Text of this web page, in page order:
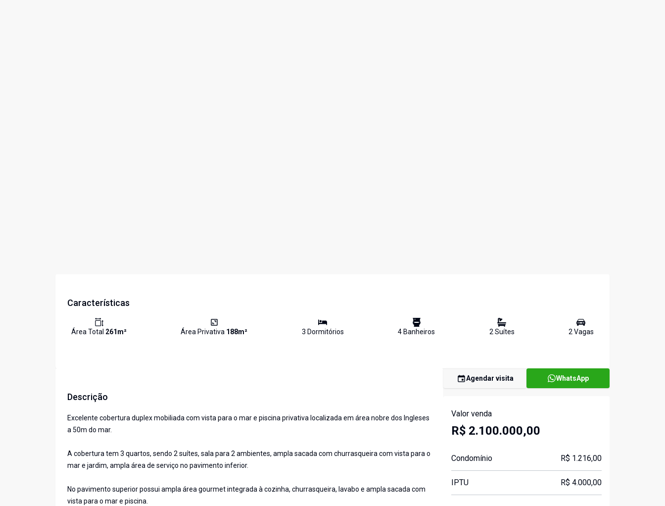
Características
Área Total 261m² Área Privativa 188m² 3 Dormitórios 4 Banheiros 2Suítes 2Vagas
Descrição
Excelente cobertura duplex mobiliada com vista para o mar e piscina privativa localizada em área nobre dos Ingleses
a 50m do mar.
A cobertura tem 3 quartos, sendo 2 suítes, sala para 2 ambientes, ampla sacada com churrasqueira com vista para o
mar e jardim, ampla área de serviço no pavimento inferior.
No pavimento superior possui ampla área gourmet integrada à cozinha, churrasqueira, lavabo e ampla sacada com
vista para o mar e piscina.
Agendar visita WhatsApp
Valor venda
R$ 2.100.000,00
Condomínio R$ 1.216,00
IPTU R$ 4.000,00